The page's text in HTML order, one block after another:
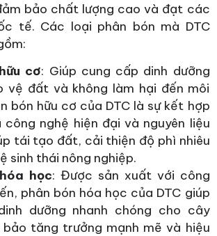
bảo chất lượng cao và đạt các
tế. Các loại phân bón mà DTC
cơ: Giúp cung cấp dinh dưỡng
vệ đất và không làm hại đến môi
bón hữu cơ của DTC là sự kết hợp
nghệ hiện đại và nguyên liệu
tái tạo đất, cải thiện độ phì nhiêu
sinh thái nông nghiệp.
học: Được sản xuất với công
phân bón hóa học của DTC giúp
dưỡng nhanh chóng cho cây
tăng trưởng mạnh mẽ và hiệu